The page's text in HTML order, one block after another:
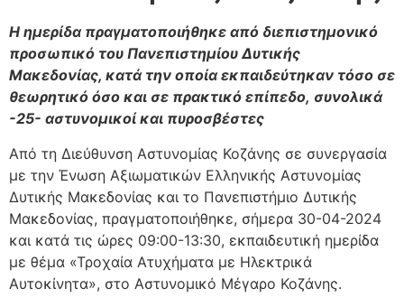
Η ημερίδα πραγματοποιήθηκε από διεπιστημονικό
προσωπικό του Πανεπιστημίου Δυτικής
Μακεδονίας, κατά την οποία εκπαιδεύτηκαν τόσο σε
θεωρητικό όσο και σε πρακτικό επίπεδο, συνολικά
-25- αστυνομικοί και πυροσβέστες
Από τη Διεύθυνση Αστυνομίας Κοζάνης σε συνεργασία
με την Ένωση Αξιωματικών Ελληνικής Αστυνομίας
Δυτικής Μακεδονίας και το Πανεπιστήμιο Δυτικής
Μακεδονίας, πραγματοποιήθηκε, σήμερα 30-04-2024
και κατά τις ώρες 09:00-13:30, εκπαιδευτική ημερίδα
με θέμα «Τροχαία Ατυχήματα με Ηλεκτρικά
Αυτοκίνητα», στο Αστυνομικό Μέγαρο Κοζάνης.